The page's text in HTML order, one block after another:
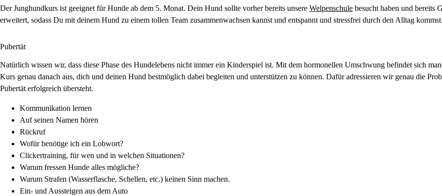
Der Junghundkurs ist geeignet für Hunde ab dem 5. Monat. Dein Hund sollte vorher bereits unsere Welpenschule besucht haben und bereits
erweitert, sodass Du mit deinem Hund zu einem tollen Team zusammenwachsen kannst und entspannt und stressfrei durch den Alltag
Pubertät
Natürlich wissen wir, dass diese Phase des Hundelebens nicht immer ein Kinderspiel ist. Mit dem hormonellen Umschwung befindet sich
Kurs genau danach aus, dich und deinen Hund bestmöglich dabei begleiten und unterstützen zu können. Dafür adressieren wir genau die
Pubertät erfolgreich übersteht.
Kommunikation lernen
Auf seinen Namen hören
Rückruf
Wofür benötige ich ein Lobwort?
Clickertraining, für wen und in welchen Situationen?
Warum fressen Hunde alles mögliche?
Warum Strafen (Wasserflasche, Schellen, etc.) keinen Sinn machen.
Ein- und Aussteigen aus dem Auto